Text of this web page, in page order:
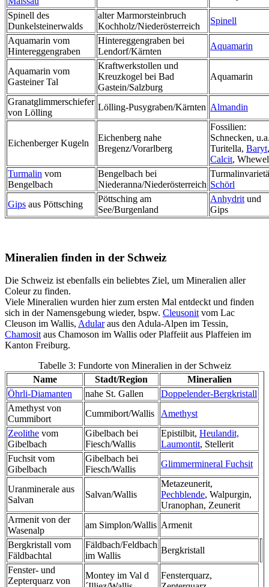
Spinell des
Dunkelsteinerwalds
alter Marmorsteinbruch
Kochholz/Niederösterreich
Spinell
Aquamarin vom
Hintereggengraben
Hintereggengraben bei
Lendorf/Kärnten
Aquamarin
Aquamarin vom
Gasteiner Tal
Kraftwerkstollen und
Kreuzkogel bei Bad
Gastein/Salzburg
Aquamarin
Granatglimmerschiefer
von Lölling
Lölling-Pusygraben/Kärnten Almandin
Eichenberger Kugeln
Eichenberg nahe
Bregenz/Vorarlberg
Fossilien:
Schnecken,
Turitella, Baryt,
Calcit,
Turmalin vom
Bengelbach
Bengelbach bei
Niederanna/Niederösterreich Schörl
Gips aus Pöttsching
Pöttsching am
See/Burgenland
Anhydrit und
Gips
Mineralien finden in der Schweiz
Die Schweiz ist ebenfalls ein beliebtes Ziel, um Mineralien aller
Coleur zu finden.
Viele Mineralien wurden hier zum ersten Mal entdeckt und finden
sich in der Namensgebung wieder, bspw. Cleusonitvom Lac
Cleuson im Wallis, Adularaus den Adula-Alpen im Tessin,
Chamositaus Chamoson im Wallis oder Plaffeiit aus Plaffeien im
Kanton Freiburg.
Tabelle 3: Fundorte von Mineralien in der Schweiz
Name
Stadt/Region
Mineralien
Öhrli-Diamanten
nahe St. Gallen
Doppelender-Bergkristall
Amethyst von
Cummibort
Cummibort/Wallis
Amethyst
Zeolithe vom
Gibelbach
Gibelbach bei
Fiesch/Wallis
Epistilbit, Heulandit,
Laumontit, Stellerit
Fuchsit vom
Gibelbach
Gibelbach bei
Fiesch/Wallis
Glimmermineral Fuchsit
Uranminerale aus
Salvan
Salvan/Wallis
Metazeunerit,
Pechblende, Walpurgin,
Uranophan, Zeunerit
Armenit von der
Wasenalp
am Simplon/Wallis Armenit
Bergkristall vom
Fäldbachtal
Fäldbach/Feldbach
im Wallis
Bergkristall
Fenster- und
Zepterquarz von
Montey im Val d
Fensterquarz,